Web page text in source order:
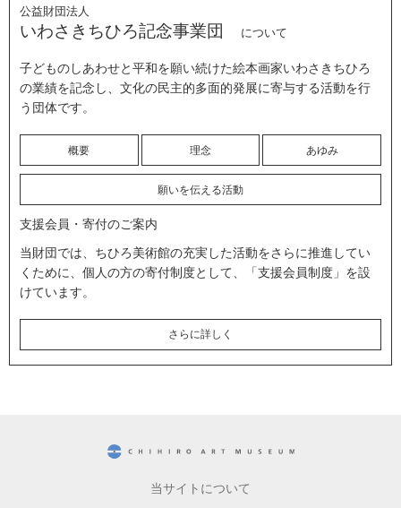
公益財団法人
いわさきちひろ記念事業団 について
子どものしあわせと平和を願い続けた絵本画家いわさきちひろ
の業績を記念し、文化の民主的多面的発展に寄与する活動を行
う団体です。
概要 理念 あゆみ
願いを伝える活動
支援会員・寄付のご案内
当財団では、ちひろ美術館の充実した活動をさらに推進してい
くために、個人の方の寄付制度として、「支援会員制度」を設
けています。
さらに詳しく
当サイトについて